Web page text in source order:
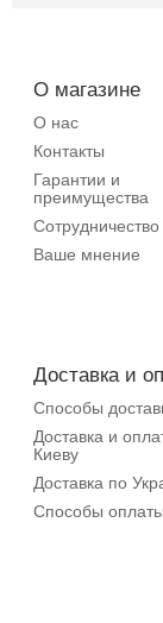
О магазине
О нас
Контакты
Гарантии и
преимущества
Сотрудничество
Ваше мнение
Доставка и
Способы
Доставка и
Киеву
Доставка по
Способы оплаты